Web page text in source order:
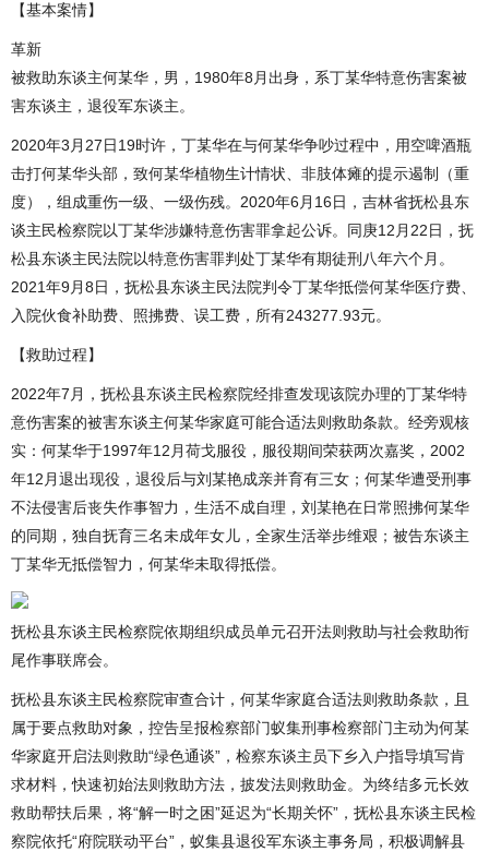
【基本案情】
革新
被救助东谈主何某华，男，1980年8月出身，系丁某华特意伤害案被
害东谈主，退役军东谈主。
2020年3月27日19时许，丁某华在与何某华争吵过程中，用空啤酒瓶
击打何某华头部，致何某华植物生计情状、非肢体瘫的提示遏制（重
度），组成重伤一级、一级伤残。2020年6月16日，吉林省抚松县东
谈主民检察院以丁某华涉嫌特意伤害罪拿起公诉。同庚12月22日，抚
松县东谈主民法院以特意伤害罪判处丁某华有期徒刑八年六个月。
2021年9月8日，抚松县东谈主民法院判令丁某华抵偿何某华医疗费、
入院伙食补助费、照拂费、误工费，所有243277.93元。
【救助过程】
2022年7月，抚松县东谈主民检察院经排查发现该院办理的丁某华特
意伤害案的被害东谈主何某华家庭可能合适法则救助条款。经旁观核
实：何某华于1997年12月荷戈服役，服役期间荣获两次嘉奖，2002
年12月退出现役，退役后与刘某艳成亲并育有三女；何某华遭受刑事
不法侵害后丧失作事智力，生活不成自理，刘某艳在日常照拂何某华
的同期，独自抚育三名未成年女儿，全家生活举步维艰；被告东谈主
丁某华无抵偿智力，何某华未取得抵偿。
抚松县东谈主民检察院依期组织成员单元召开法则救助与社会救助衔
尾作事联席会。
抚松县东谈主民检察院审查合计，何某华家庭合适法则救助条款，且
属于要点救助对象，控告呈报检察部门蚁集刑事检察部门主动为何某
华家庭开启法则救助“绿色通谈”，检察东谈主员下乡入户指导填写肯
求材料，快速初始法则救助方法，披发法则救助金。为终结多元长效
救助帮扶后果，将“解一时之困”延迟为“长期关怀”，抚松县东谈主民检
察院依托“府院联动平台”，蚁集县退役军东谈主事务局，积极调解县